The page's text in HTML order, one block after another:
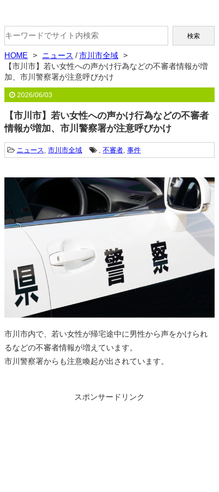
HOME ニュース /市川市全域
【市川市】若い女性への声かけ行為などの不審者情報が増
加、市川警察署が注意呼びかけ
2026/06/03
【市川市】若い女性への声かけ行為などの不審者
情報が増加、市川警察署が注意呼びかけ
ニュース 市川市全域 , 不審者, 事件
市川市内で、若い女性が帰宅途中に男性から声をかけられ
るなどの不審者情報が増えています。
市川警察署からも注意喚起が出されています。
スポンサードリンク